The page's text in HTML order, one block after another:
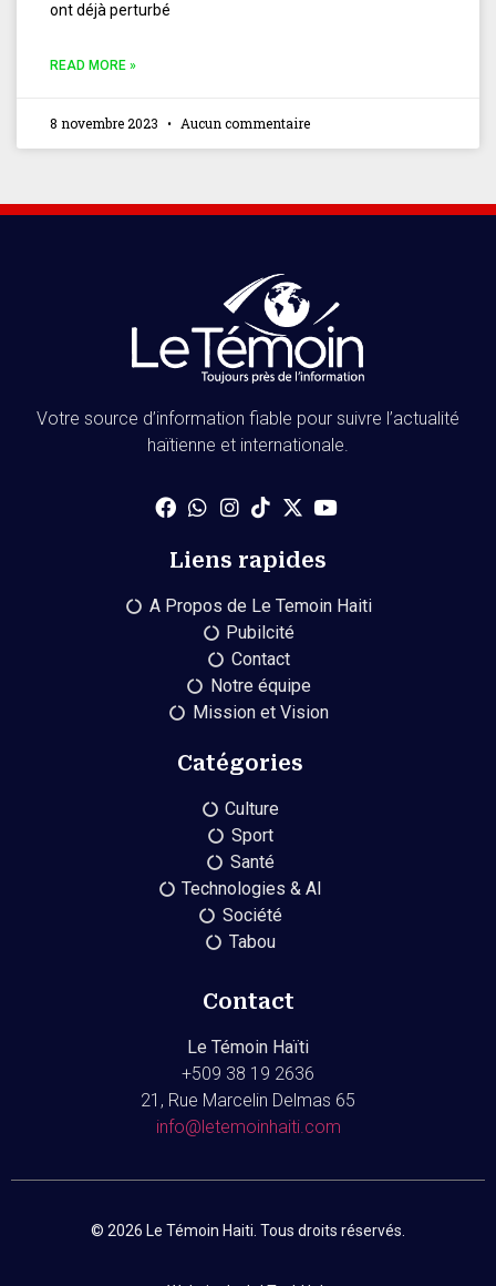
ont déjà perturbé
READ MORE »
8 novembre 2023 Aucun commentaire
Votre source d’information fiable pour suivre l’actualité
haïtienne et internationale.
Liens rapides
A Propos de Le Temoin Haiti
Pubilcité
Contact
Notre équipe
Mission et Vision
Catégories
Culture
Sport
Santé
Technologies & AI
Société
Tabou
Contact
Le Témoin Haïti
+509 38 19 2636
21, Rue Marcelin Delmas 65
info@letemoinhaiti.com
© 2026 Le Témoin Haiti. Tous droits réservés.